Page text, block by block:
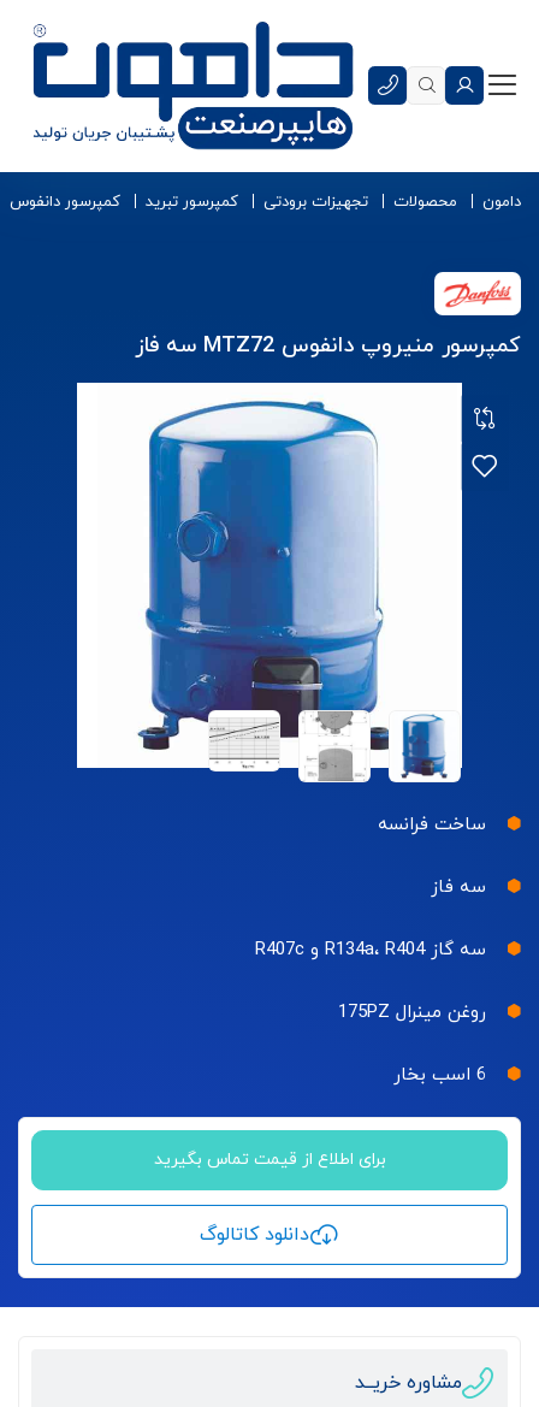
دامون محصولات تجهیزات برودتی کمپرسور تبرید کمپرسور دانفوس
کمپرسور منیروپ دانفوس MTZ72 سه فاز
ساخت فرانسه
سه فاز
سه گاز R134a، R404 و R407c
روغن مینرال 175PZ
6 اسب بخار
برای اطلاع از قیمت تماس بگیرید
دانلود کاتالوگ
مشاوره خریــد